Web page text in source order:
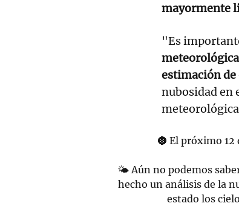
mayormente
"Es
meteorológica
estimación
nubosidad en
🌚 El próximo
🌤️ Aún no podemos
hecho un análisis de la
estado los